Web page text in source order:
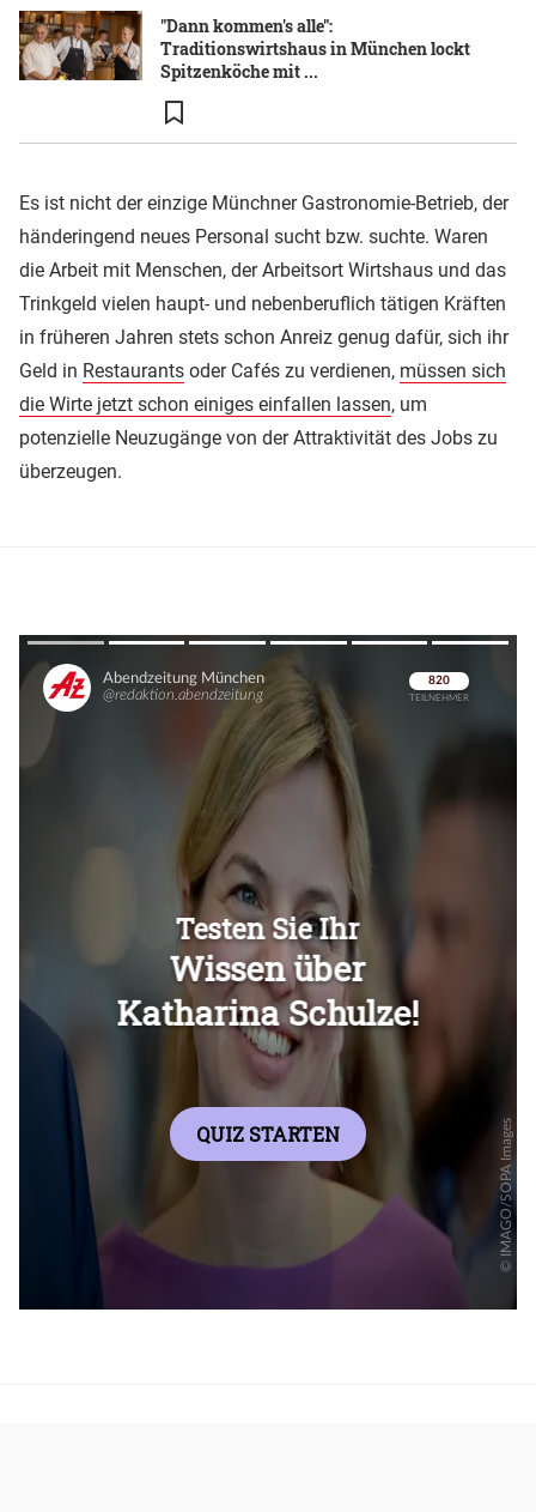
"Dann kommen's alle":
Traditionswirtshaus in München lockt
Spitzenköche mit ...
Es ist nicht der einzige Münchner Gastronomie-Betrieb, der
händeringend neues Personal sucht bzw. suchte. Waren
die Arbeit mit Menschen, der Arbeitsort Wirtshaus und das
Trinkgeld vielen haupt- und nebenberuflich tätigen Kräften
in früheren Jahren stets schon Anreiz genug dafür, sich ihr
Geld in Restaurants oder Cafés zu verdienen, müssen sich
die Wirte jetzt schon einiges einfallen lassen, um
potenzielle Neuzugänge von der Attraktivität des Jobs zu
überzeugen.
Überspringen